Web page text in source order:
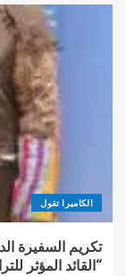
الكاميرا تقول
تكريم السفيرة
“القائد المؤثر